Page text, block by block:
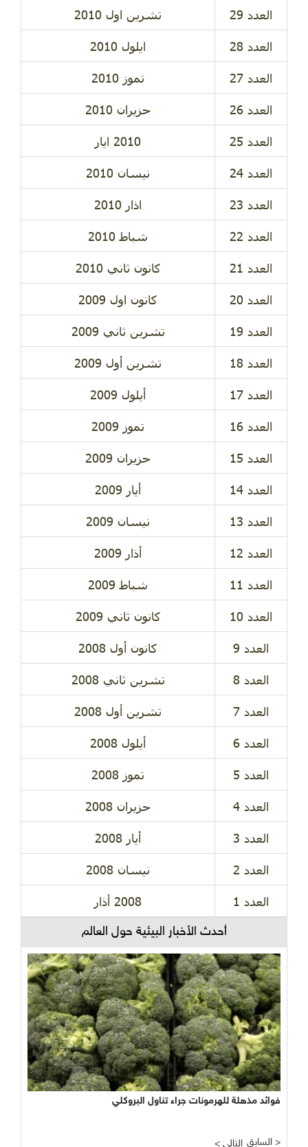
العدد 29
تشرين اول 2010
العدد 28
ايلول 2010
العدد 27
تموز 2010
العدد 26
حزيران 2010
العدد 25
2010 ايار
العدد 24
نيسان 2010
العدد 23
اذار 2010
العدد 22
شباط 2010
العدد 21
كانون ثاني 2010
العدد 20
كانون اول 2009
العدد 19
تشرين ثاني 2009
العدد 18
تشرين أول 2009
العدد 17
أيلول 2009
العدد 16
تموز 2009
العدد 15
حزيران 2009
العدد 14
أيار 2009
العدد 13
نيسان 2009
العدد 12
أذار 2009
العدد 11
شباط 2009
العدد 10
كانون ثاني 2009
العدد 9
كانون أول 2008
العدد 8
تشرين ثاني 2008
العدد 7
تشرين أول 2008
العدد 6
أيلول 2008
العدد 5
تموز 2008
العدد 4
حزيران 2008
العدد 3
أيار 2008
العدد 2
نيسان 2008
العدد 1
2008 أذار
أحدث الأخبار البيئية حول العالم
نجاح مبشر وواعد لتجربة الأراضي الرطبة المصطنعة في معالجة
< التالي السابق >